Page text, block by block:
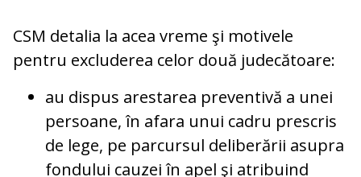
CSM detalia la acea vreme şi motivele
pentru excluderea celor două judecătoare:
au dispus arestarea preventivă a unei
persoane, în afara unui cadru prescris
de lege, pe parcursul deliberării asupra
fondului cauzei în apel şi atribuind